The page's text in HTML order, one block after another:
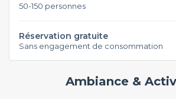
50-150 personnes
Réservation gratuite
Sans engagement de consommation
Ambiance &